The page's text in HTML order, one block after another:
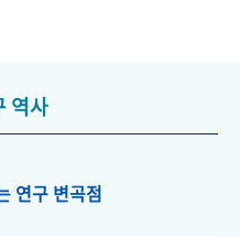
역사
연구 변곡점